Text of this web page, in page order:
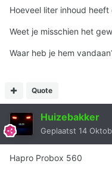
Hoeveel liter inhoud
Weet je misschien het
Waar heb je hem
Quote
Huizebakker
Geplaatst 14
Hapro Probox 560